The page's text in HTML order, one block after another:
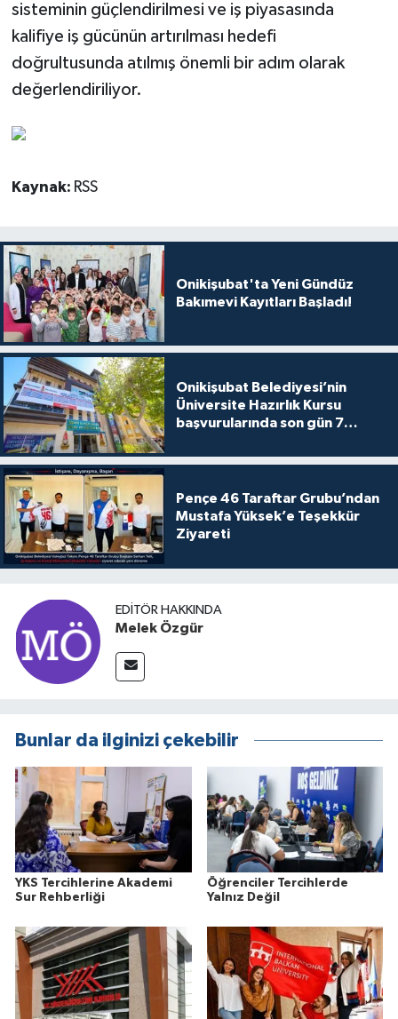
sisteminin güçlendirilmesi ve iş piyasasında
kalifiye iş gücünün artırılması hedefi
doğrultusunda atılmış önemli bir adım olarak
değerlendiriliyor.
Kaynak: RSS
Onikişubat'ta Yeni Gündüz
Bakımevi Kayıtları Başladı!
Onikişubat Belediyesi’nin
Üniversite Hazırlık Kursu
başvurularında son gün 7
Pençe 46 Taraftar Grubu’ndan
Mustafa Yüksek’e Teşekkür
Ziyareti
EDITÖR HAKKINDA
Melek Özgür
Bunlar da ilginizi çekebilir
YKS Tercihlerine Akademi
Sur Rehberliği
Öğrenciler Tercihlerde
Yalnız Değil